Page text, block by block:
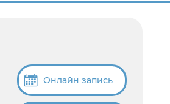
Онлайн запись